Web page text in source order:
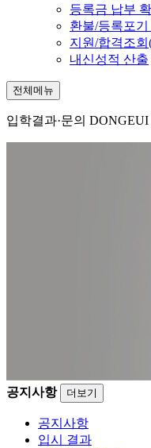
등록금 납부
환불/등록포기
지원/합격조
내신성적 산출
전체메뉴
입학결과·문의
공지사항 더보기
공지사항
입시 결과